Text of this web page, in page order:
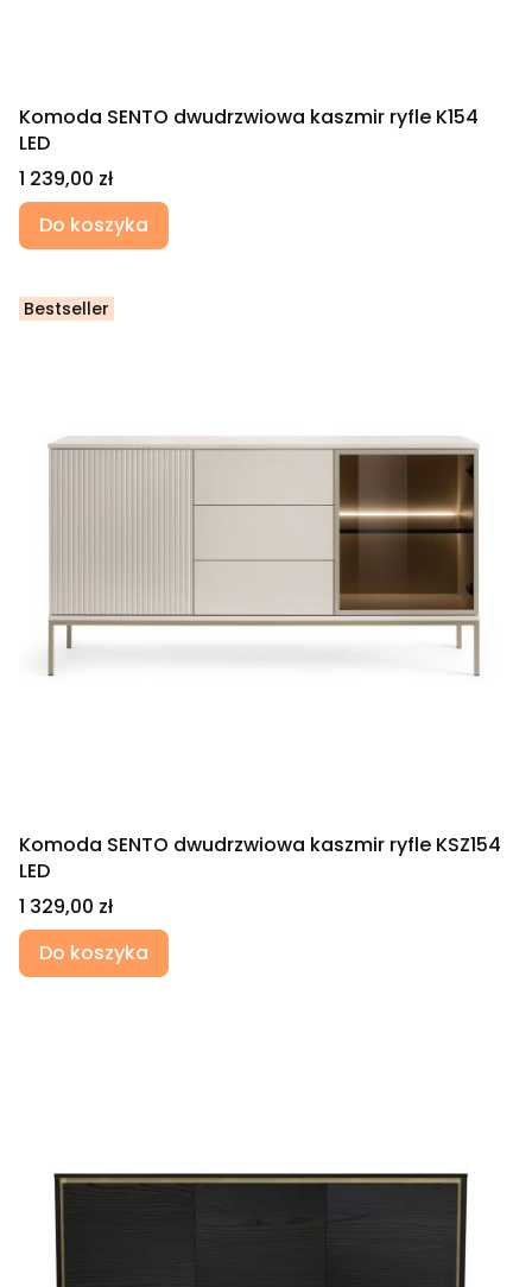
Komoda SENTO dwudrzwiowa kaszmir ryfle K154
LED
Cena
1 239,00 zł
Do koszyka
Bestseller
Komoda SENTO dwudrzwiowa kaszmir ryfle KSZ154
LED
Cena
1 329,00 zł
Do koszyka